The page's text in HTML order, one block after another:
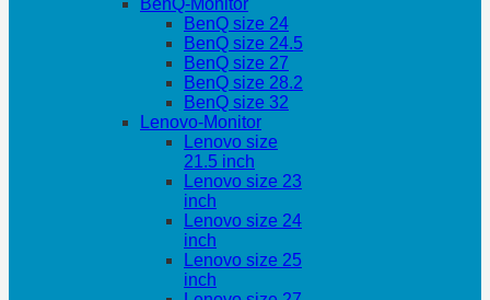
BenQ-Monitor
BenQ size 24
BenQ size 24.5
BenQ size 27
BenQ size 28.2
BenQ size 32
Lenovo-Monitor
Lenovo size
21.5 inch
Lenovo size 23
inch
Lenovo size 24
inch
Lenovo size 25
inch